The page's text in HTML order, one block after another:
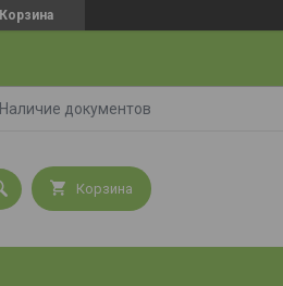
Корзина
Наличие документов
Корзина